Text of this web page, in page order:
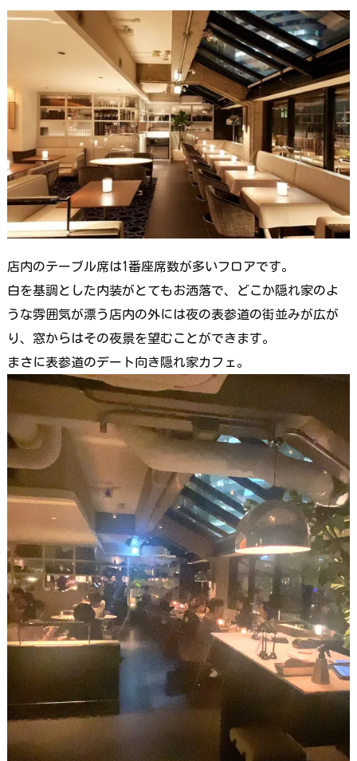
店内のテーブル席は1番座席数が多いフロアです。
白を基調とした内装がとてもお洒落で、どこか隠れ家のよ
うな雰囲気が漂う店内の外には夜の表参道の街並みが広が
り、窓からはその夜景を望むことができます。
まさに表参道のデート向き隠れ家カフェ。